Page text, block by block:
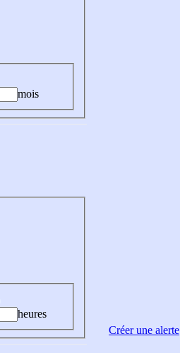
mois
heures
Créer une alerte